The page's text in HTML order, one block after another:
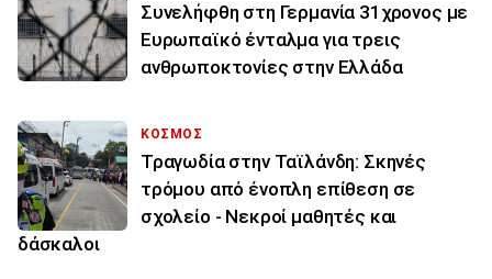
Συνελήφθη στη Γερμανία 31χρονος με
Ευρωπαϊκό ένταλμα για τρεις
ανθρωποκτονίες στην Ελλάδα
ΚΟΣΜΟΣ
Τραγωδία στην Ταϊλάνδη: Σκηνές
τρόμου από ένοπλη επίθεση σε
σχολείο - Νεκροί μαθητές και
δάσκαλοι